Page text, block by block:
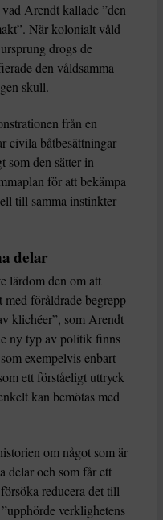
Arendt kallade ”den
När kolonialt våld
drogs de
den våldsamma
skull.
från en
civila båtbesättningar
som den sätter in
för att bekämpa
till samma instinkter
delar
lärdom den om att
föråldrade begrepp
klichéer”, som Arendt
ny typ av politik finns
exempelvis enbart
ett förståeligt uttryck
kan bemötas med
om något som är
delar och som får ett
reducera det till
verklighetens